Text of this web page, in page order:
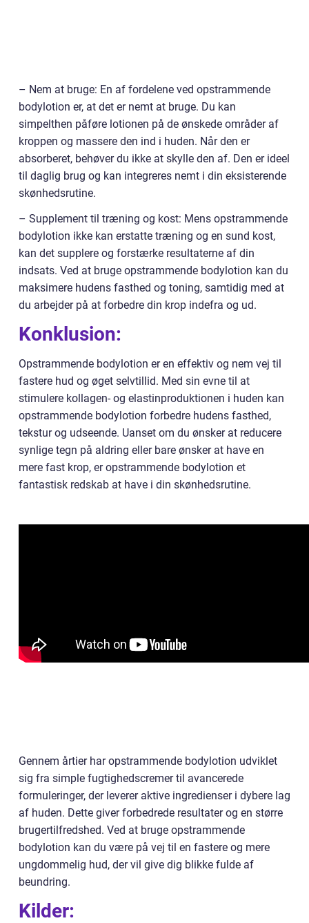
– Nem at bruge: En af fordelene ved opstrammende
bodylotion er, at det er nemt at bruge. Du kan
simpelthen påføre lotionen på de ønskede områder af
kroppen og massere den ind i huden. Når den er
absorberet, behøver du ikke at skylle den af. Den er ideel
til daglig brug og kan integreres nemt i din eksisterende
skønhedsrutine.
– Supplement til træning og kost: Mens opstrammende
bodylotion ikke kan erstatte træning og en sund kost,
kan det supplere og forstærke resultaterne af din
indsats. Ved at bruge opstrammende bodylotion kan du
maksimere hudens fasthed og toning, samtidig med at
du arbejder på at forbedre din krop indefra og ud.
Konklusion:
Opstrammende bodylotion er en effektiv og nem vej til
fastere hud og øget selvtillid. Med sin evne til at
stimulere kollagen- og elastinproduktionen i huden kan
opstrammende bodylotion forbedre hudens fasthed,
tekstur og udseende. Uanset om du ønsker at reducere
synlige tegn på aldring eller bare ønsker at have en
mere fast krop, er opstrammende bodylotion et
fantastisk redskab at have i din skønhedsrutine.
Gennem årtier har opstrammende bodylotion udviklet
sig fra simple fugtighedscremer til avancerede
formuleringer, der leverer aktive ingredienser i dybere lag
af huden. Dette giver forbedrede resultater og en større
brugertilfredshed. Ved at bruge opstrammende
bodylotion kan du være på vej til en fastere og mere
ungdommelig hud, der vil give dig blikke fulde af
beundring.
Kilder: